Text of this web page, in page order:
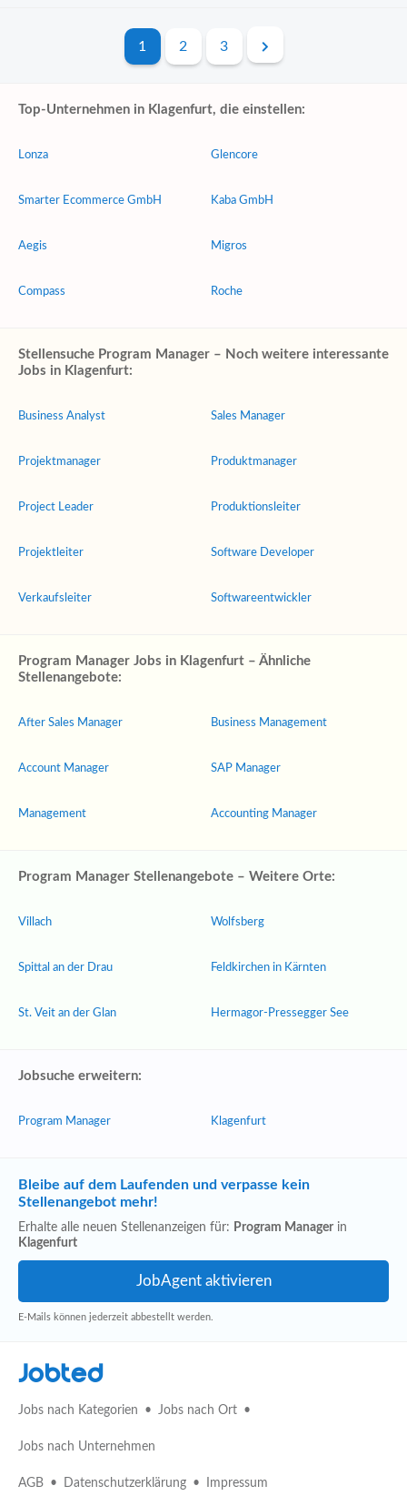
1 2 3
Top-Unternehmen in Klagenfurt, die einstellen:
Lonza
Smarter Ecommerce GmbH
Aegis
Compass
Glencore
Kaba GmbH
Migros
Roche
Stellensuche Program Manager – Noch weitere interessante
Jobs in Klagenfurt:
Business Analyst
Projektmanager
Project Leader
Projektleiter
Verkaufsleiter
Sales Manager
Produktmanager
Produktionsleiter
Software Developer
Softwareentwickler
Program Manager Jobs in Klagenfurt – Ähnliche
Stellenangebote:
After Sales Manager
Account Manager
Management
Business Management
SAP Manager
Accounting Manager
Program Manager Stellenangebote – Weitere Orte:
Villach
Spittal an der Drau
St. Veit an der Glan
Wolfsberg
Feldkirchen in Kärnten
Hermagor-Pressegger See
Jobsuche erweitern:
Program Manager Klagenfurt
Bleibe auf dem Laufenden und verpasse kein
Stellenangebot mehr!
Erhalte alle neuen Stellenanzeigen für: Program Manager in
Klagenfurt
E-Mails können jederzeit abbestellt werden.
Jobted
Jobs nach Kategorien Jobs nach Ort
Jobs nach Unternehmen
AGB Datenschutzerklärung Impressum